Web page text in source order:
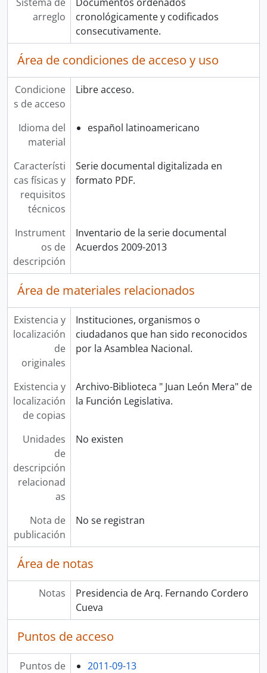
arreglo
cronológicamente y codificados
consecutivamente.
Área de condiciones de acceso y uso
Condicione
s de acceso
Libre acceso.
Idioma del
material
español latinoamericano
Característi
cas físicas y
requisitos
técnicos
Serie documental digitalizada en
formato PDF.
Instrument
os de
descripción
Inventario de la serie documental
Acuerdos 2009-2013
Área de materiales relacionados
Existencia y
localización
de
originales
Instituciones, organismos o
ciudadanos que han sido reconocidos
por la Asamblea Nacional.
Existencia y
localización
de copias
Archivo-Biblioteca " Juan León Mera" de
la Función Legislativa.
Unidades
de
descripción
relacionad
as
No existen
Nota de
publicación
No se registran
Área de notas
Notas
Presidencia de Arq. Fernando Cordero
Cueva
Puntos de acceso
Puntos de
2011-09-13